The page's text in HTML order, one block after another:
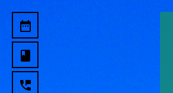
date_range
book
perm_phone_msg